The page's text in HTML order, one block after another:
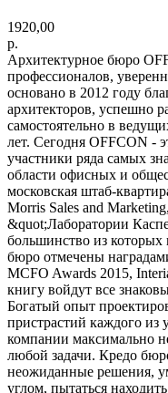
1920,00
р.
Архитектурное бюро
профессионалов,
основано в 2012 году
архитекторов, успешно
самостоятельно в
лет. Сегодня OFFCON -
участники ряда самых
области офисных и
московская штаб-
Morris Sales and
&quot;Лаборатории
большинство из которых
бюро отмечены
MCFO Awards 2015,
книгу войдут все
Богатый опыт
пристрастий каждого из
компании максимально
любой задачи. Кредо
неожиданные решения,
углом, пытаться